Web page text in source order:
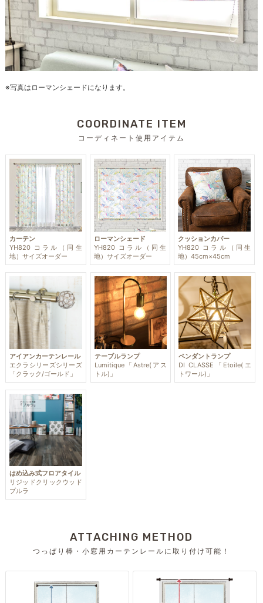
※写真はローマンシェードになります。
COORDINATE ITEM
コーディネート使用アイテム
カーテン
YH820 コラル（同生
地）サイズオーダー
ローマンシェード
YH820 コラル（同生
地）サイズオーダー
クッションカバー
YH820 コラル（同生
地）45cm×45cm
アイアンカーテンレール
エクラシリーズシリーズ
「クラック/ゴールド」
テーブルランプ
Lumitique「Astre(アス
トル)」
ペンダントランプ
DI CLASSE「Etoile(エ
トワール)」
はめ込み式フロアタイル
リジッドクリックウッド
プルラ
ATTACHING METHOD
つっぱり棒・小窓用カーテンレールに取り付け可能！